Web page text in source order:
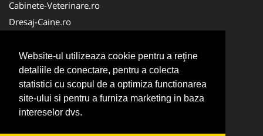
Website-ul utilizeaza cookie pentru a reţine
detaliile de conectare, pentru a colecta
statistici cu scopul de a optimiza functionarea
site-ului si pentru a furniza marketing in baza
intereselor dvs.
Cabinete-Veterinare.ro
Dresaj-Caine.ro
Medic-Bun.com
SalonFrizerieCanina.com
DresajCaine.ro
NonStopDeschis.ro